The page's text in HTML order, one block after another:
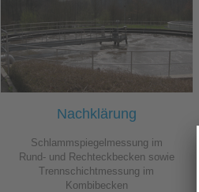
Nachklärung
Schlammspiegelmessung im
Rund- und Rechteckbecken sowie
Trennschichtmessung im
Kombibecken